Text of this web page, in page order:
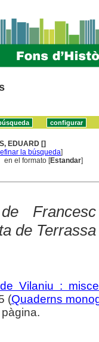
EDUARD []
la búsqueda]
en el formato [Estandar]
de
de Terrassa
Vilaniu :
(Quaderns